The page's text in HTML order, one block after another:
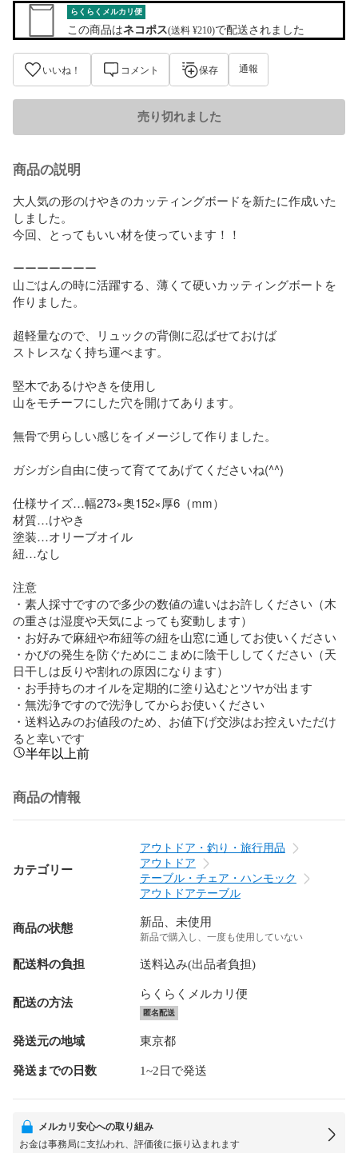
らくらくメルカリ便
この商品はネコポス(送料 ¥210)で配送されました
いいね！ コメント 保存 通報
売り切れました
商品の説明
大人気の形のけやきのカッティングボードを新たに作成いた
しました。
今回、とってもいい材を使っています！！
ーーーーーーー
山ごはんの時に活躍する、薄くて硬いカッティングボートを
作りました。
超軽量なので、リュックの背側に忍ばせておけば
ストレスなく持ち運べます。
堅木であるけやきを使用し
山をモチーフにした穴を開けてあります。
無骨で男らしい感じをイメージして作りました。
ガシガシ自由に使って育ててあげてくださいね(^^)
仕様サイズ…幅273×奥152×厚6（mm）
材質…けやき
塗装…オリーブオイル
紐…なし
注意
・素人採寸ですので多少の数値の違いはお許しください（木
の重さは湿度や天気によっても変動します）
・お好みで麻紐や布紐等の紐を山窓に通してお使いください
・かびの発生を防ぐためにこまめに陰干ししてください（天
日干しは反りや割れの原因になります）
・お手持ちのオイルを定期的に塗り込むとツヤが出ます
・無洗浄ですので洗浄してからお使いください
・送料込みのお値段のため、お値下げ交渉はお控えいただけ
ると幸いです
半年以上前
商品の情報
カテゴリー
アウトドア・釣り・旅行用品
アウトドア
テーブル・チェア・ハンモック
アウトドアテーブル
商品の状態 新品、未使用
新品で購入し、一度も使用していない
配送料の負担 送料込み(出品者負担)
配送の方法
らくらくメルカリ便
匿名配送
発送元の地域 東京都
発送までの日数 1~2日で発送
メルカリ安心への取り組み
お金は事務局に支払われ、評価後に振り込まれます